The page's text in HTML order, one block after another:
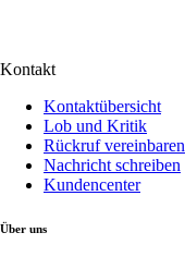
Kontakt
Kontaktübersicht
Lob und Kritik
Rückruf vereinbaren
Nachricht schreiben
Kundencenter
Über uns